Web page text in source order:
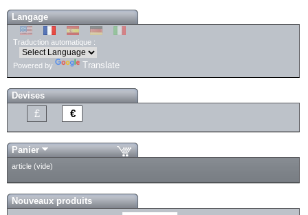
Langage
Traduction automatique :
Powered by Translate
Devises
£ €
Panier
article (vide)
Nouveaux produits